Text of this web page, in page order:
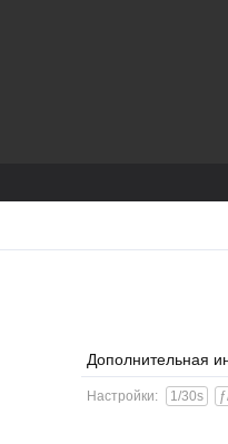
Дополнительная
Настройки: 1/30s